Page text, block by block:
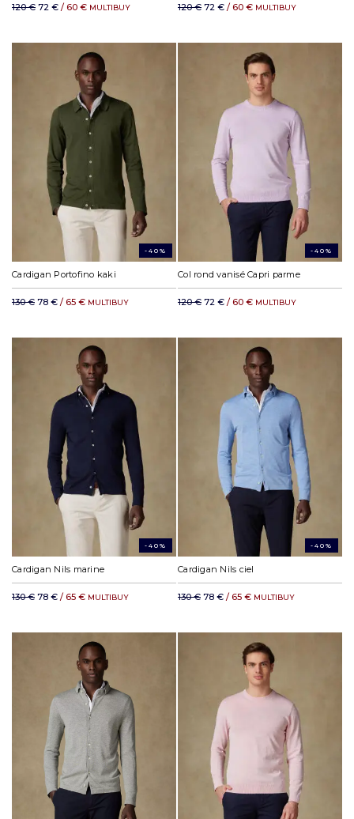
120 € 72 € / 60 € MULTIBUY 120 € 72 € / 60 € MULTIBUY
-40%
Cardigan Portofino kaki
130 € 78 € / 65 € MULTIBUY
-40%
Col rond vanisé Capri parme
120 € 72 € / 60 € MULTIBUY
-40%
Cardigan Nils marine
130 € 78 € / 65 € MULTIBUY
-40%
Cardigan Nils ciel
130 € 78 € / 65 € MULTIBUY